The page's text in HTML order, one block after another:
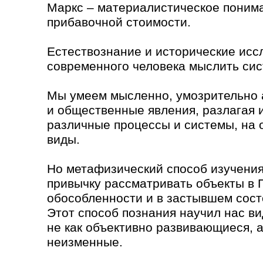
Маркс – материалистическое
прибавочной стоимости.
Естествознание и исторические
современного человека мыслить
Мы умеем мысленно, умозрительно
и общественные явления, разлагая
различные процессы и системы, на
виды.
Но метафизический способ
привычку рассматривать объекты
обособленности и в застывшем
Этот способ познания научил нас
не как объективно развивающиеся,
неизменные.